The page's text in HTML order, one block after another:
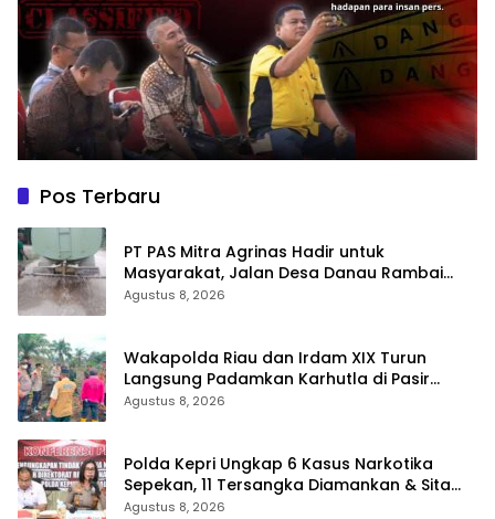
Pos Terbaru
‎PT PAS Mitra Agrinas Hadir untuk
Masyarakat, Jalan Desa Danau Rambai
Dirawat dan Disiram
Agustus 8, 2026
Wakapolda Riau dan Irdam XIX Turun
Langsung Padamkan Karhutla di Pasir
Limau Kapas Rohil
Agustus 8, 2026
Polda Kepri Ungkap 6 Kasus Narkotika
Sepekan, 11 Tersangka Diamankan & Sita
402 Gram Sabu
Agustus 8, 2026